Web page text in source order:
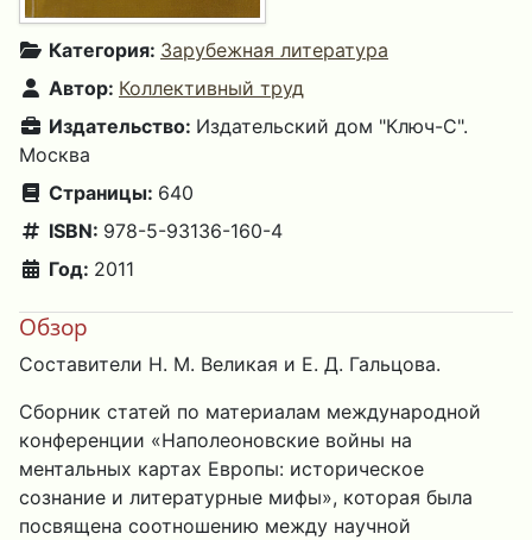
Категория: Зарубежная литература
Автор: Коллективный труд
Издательство: Издательский дом "Ключ-С".
Москва
Страницы: 640
ISBN: 978-5-93136-160-4
Год: 2011
Обзор
Составители H. М. Великая и Е. Д. Гальцова.
Сборник статей по материалам международной
конференции «Наполеоновские войны на
ментальных картах Европы: историческое
сознание и литературные мифы», которая была
посвящена соотношению между научной